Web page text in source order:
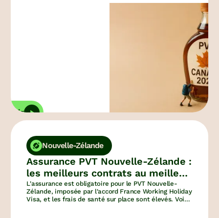
Nouvelle-Zélande
Assurance PVT Nouvelle-Zélande :
les meilleurs contrats au meilleur
prix
L'assurance est obligatoire pour le PVT Nouvelle-
Zélande, imposée par l'accord France Working Holiday
Visa, et les frais de santé sur place sont élevés. Voici